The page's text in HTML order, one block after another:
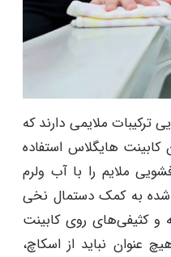
ملایمی دارند که
هایگلاس استفاده
ملایم را با آب ولرم
به کمک دستمال نخی
و کثیفی‌های روی کابینت
عنوان نباید از اسکاچ،